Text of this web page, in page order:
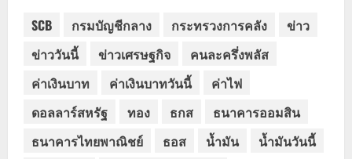
SCB กรมบัญชีกลาง กระทรวงการคลัง
ข่าว
ข่าววันนี้
ข่าวเศรษฐกิจ
คนละครึ่งพลัส
ค่าเงินบาท
ค่าเงินบาทวันนี้
ค่าไฟ
ดอลลาร์สหรัฐ
ทอง ธกส
ธนาคารออมสิน
ธนาคารไทยพาณิชย์
ธอส น้ำมัน
น้ำมันวันนี้